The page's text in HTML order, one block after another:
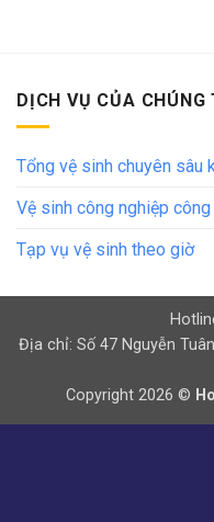
DỊCH VỤ CỦA CHÚNG
Tổng vệ sinh chuyên sâu
Vệ sinh công nghiệp
Tạp vụ vệ sinh theo giờ
Địa chỉ: Số 47 Nguyễn
Copyright 2026 ©